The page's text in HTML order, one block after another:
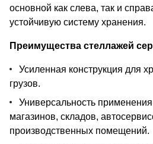
основной как слева, так и
устойчивую систему хранения.
Преимущества стеллажей
Усиленная конструкция для
грузов.
Универсальность
магазинов, складов,
производственных помещений.